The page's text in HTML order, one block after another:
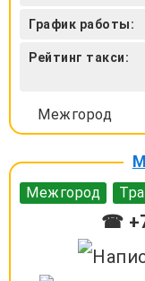
График работы:
Рейтинг такси:
Межгород
Межгород
☎